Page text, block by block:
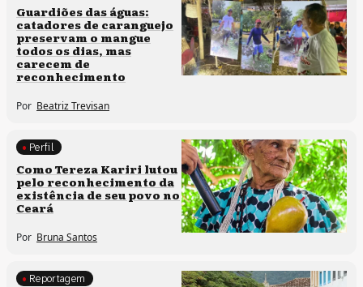
Clima e cultura
Guardiões das águas:
catadores de caranguejo
preservam o mangue
todos os dias, mas
carecem de
reconhecimento
Por Beatriz Trevisan
Comunidades tradicionais
Perfil
Como Tereza Kariri lutou
pelo reconhecimento da
existência de seu povo no
Ceará
Por Bruna Santos
Reportagem